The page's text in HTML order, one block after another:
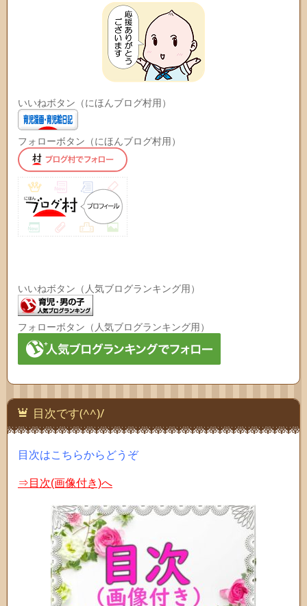
いいねボタン（にほんブログ村用）
フォローボタン（にほんブログ村用）
いいねボタン（人気ブログランキング用）
フォローボタン（人気ブログランキング用）
目次です(^^)/
目次はこちらからどうぞ
⇒目次(画像付き)へ